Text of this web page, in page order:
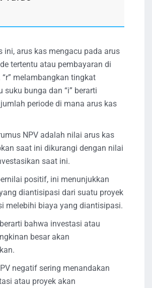
ini, arus kas mengacu pada arus
tertentu atau pembayaran di
melambangkan tingkat
suku bunga dan “i” berarti
periode di mana arus kas
NPV adalah nilai arus kas
saat ini dikurangi dengan nilai
saat ini.
positif, ini menunjukkan
diantisipasi dari suatu proyek
melebihi biaya yang diantisipasi.
bahwa investasi atau
besar akan
negatif sering menandakan
atau proyek akan